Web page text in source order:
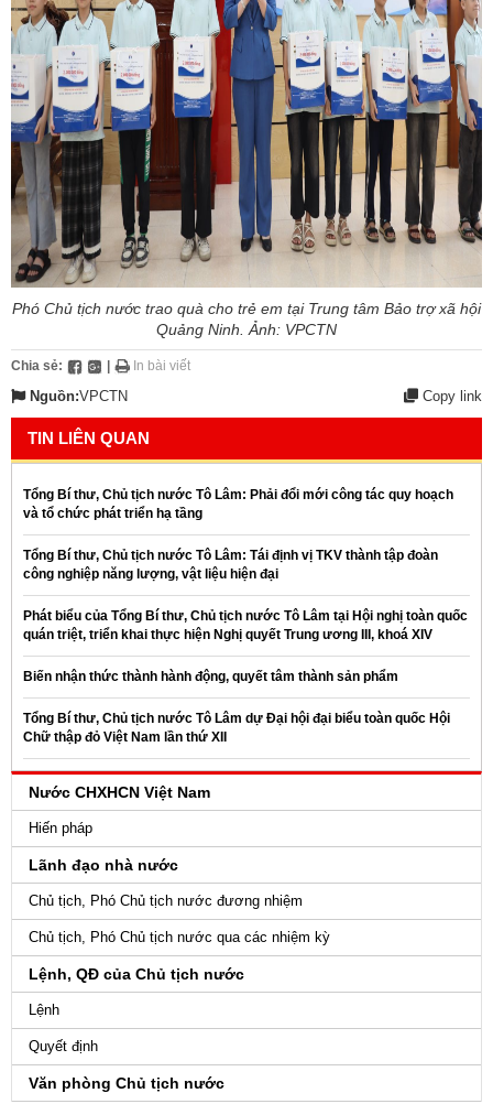
Phó Chủ tịch nước trao quà cho trẻ em tại Trung tâm Bảo trợ xã hội
Quảng Ninh. Ảnh: VPCTN
Chia sẻ: In bài viết
Nguồn:VPCTN Copy link
TIN LIÊN QUAN
Tổng Bí thư, Chủ tịch nước Tô Lâm: Phải đổi mới công tác quy hoạch
và tổ chức phát triển hạ tầng
Tổng Bí thư, Chủ tịch nước Tô Lâm: Tái định vị TKV thành tập đoàn
công nghiệp năng lượng, vật liệu hiện đại
Phát biểu của Tổng Bí thư, Chủ tịch nước Tô Lâm tại Hội nghị toàn quốc
quán triệt, triển khai thực hiện Nghị quyết Trung ương III, khoá XIV
Biến nhận thức thành hành động, quyết tâm thành sản phẩm
Tổng Bí thư, Chủ tịch nước Tô Lâm dự Đại hội đại biểu toàn quốc Hội
Chữ thập đỏ Việt Nam lần thứ XII
Nước CHXHCN Việt Nam
Hiến pháp
Lãnh đạo nhà nước
Chủ tịch, Phó Chủ tịch nước đương nhiệm
Chủ tịch, Phó Chủ tịch nước qua các nhiệm kỳ
Lệnh, QĐ của Chủ tịch nước
Lệnh
Quyết định
Văn phòng Chủ tịch nước